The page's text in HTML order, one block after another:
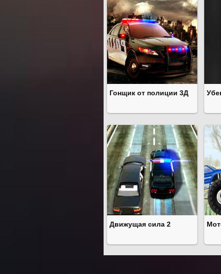
Гонщик от полиции 3Д
Движущая сила 2